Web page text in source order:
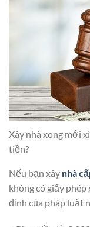
Xây nhà xong mới
tiền?
Nếu bạn xây nhà
không có giấy
định của pháp luật